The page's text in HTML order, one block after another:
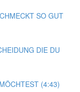
SO GUT
DIE DU
(4:43)